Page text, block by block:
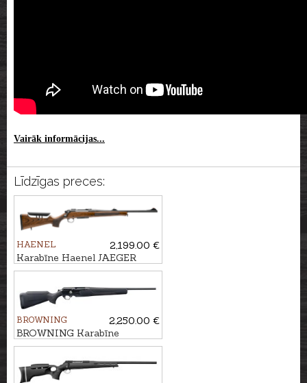
Vairāk informācijas...
Līdzīgas preces:
HAENEL
2,199.00 €
Karabīne Haenel JAEGER
NXT ADJ kal. .30-06 M15x1
BROWNING
2,250.00 €
BROWNING Karabīne
MARAL 4X Hunter Black kal.
.30-06 M14x1